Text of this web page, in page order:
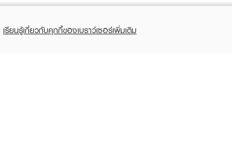
เรียนรู้เกี่ยวกับคุกกี้ของเบราว์เซอร์เพิ่มเติม